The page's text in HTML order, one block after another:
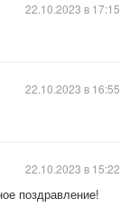
22.10.2023 в 17:15
22.10.2023 в 16:55
поздравление!
22.10.2023 в 15:22